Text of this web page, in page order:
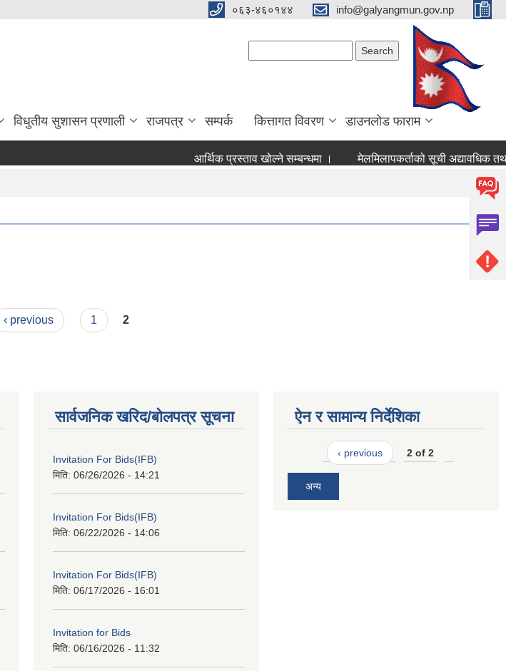
०६३-४६०१४४ info@galyangmun.gov.np
विधुतीय सुशासन प्रणाली राजपत्र सम्पर्क कित्तागत विवरण डाउनलोड फाराम
आर्थिक प्रस्ताव खोल्ने सम्बन्धमा ।
‹ previous 1 2
सार्वजनिक खरिद/बोलपत्र सूचना
Invitation For Bids(IFB)
मिति: 06/26/2026 - 14:21
Invitation For Bids(IFB)
मिति: 06/22/2026 - 14:06
Invitation For Bids(IFB)
मिति: 06/17/2026 - 16:01
Invitation for Bids
मिति: 06/16/2026 - 11:32
ऐन र सामान्य निर्देशिका
‹ previous 2 of 2
अन्य